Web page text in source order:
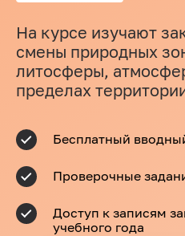
На курсе изучают
смены природных
литосферы,
пределах
Бесплатный
Проверочные
Доступ к записям
учебного года